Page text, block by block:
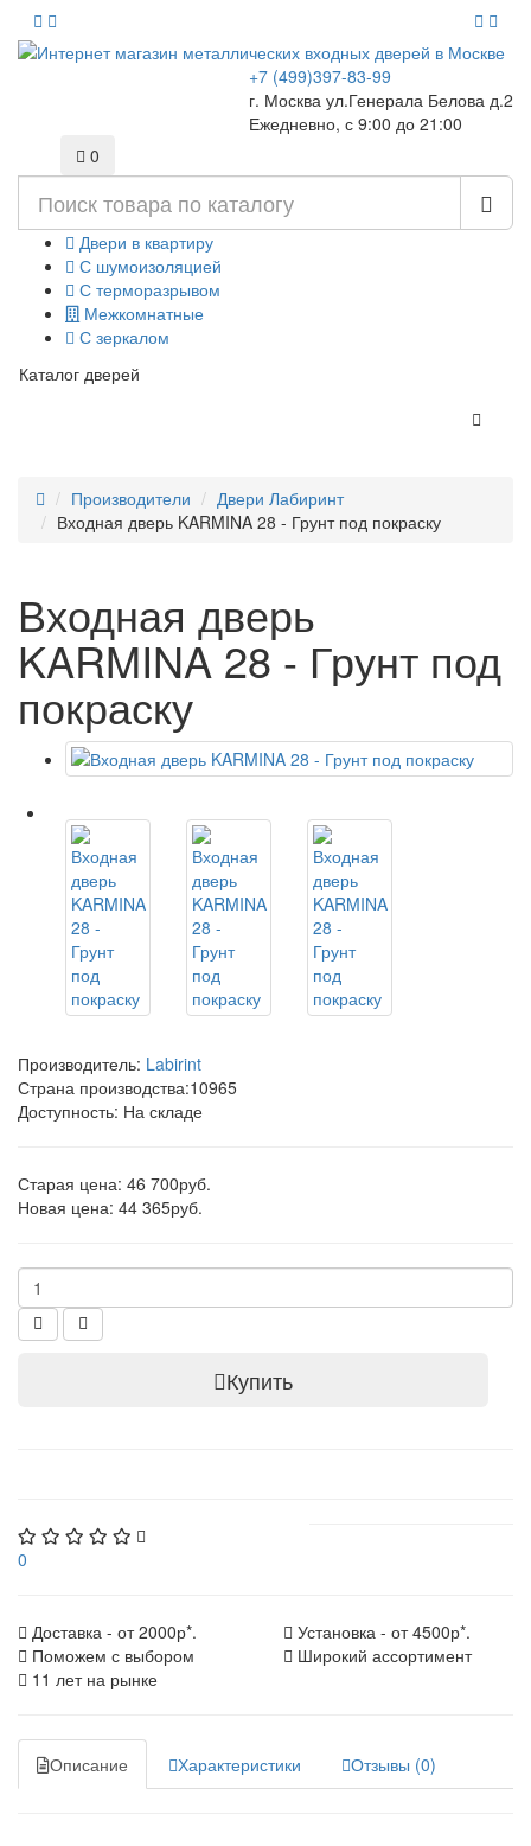
+7 (499)397-83-99
г. Москва ул.Генерала Белова д.2
Ежедневно, с 9:00 до 21:00
0
Двери в квартиру
С шумоизоляцией
С терморазрывом
Межкомнатные
С зеркалом
Каталог дверей
Производители
Двери Лабиринт
Входная дверь KARMINA 28 - Грунт под покраску
Входная дверь
KARMINA 28 - Грунт под
покраску
Производитель: Labirint
Страна производства:10965
Доступность: На складе
Старая цена: 46 700руб.
Новая цена: 44 365руб.
Купить
0
Доставка - от 2000р*.
Установка - от 4500р*.
Поможем с выбором
Широкий ассортимент
11 лет на рынке
Описание Характеристики Отзывы (0)